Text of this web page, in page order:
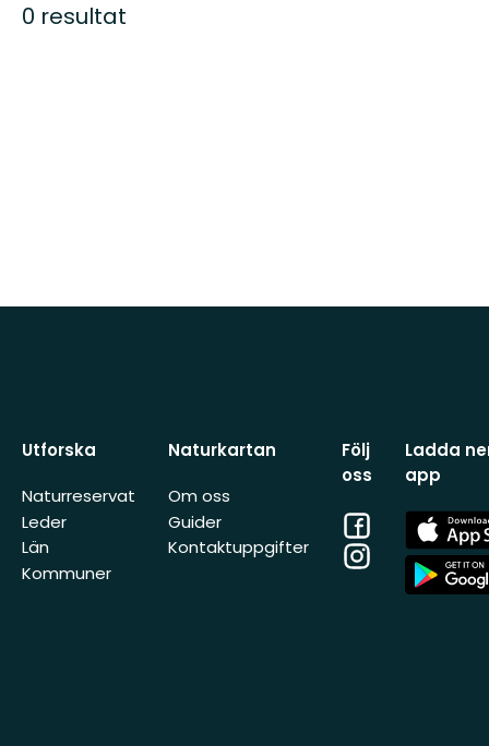
0 resultat
Utforska
Naturreservat
Leder
Län
Kommuner
Naturkartan
Om oss
Guider
Kontaktuppgifter
Följ
oss
Facebook
Instagram
Ladda
app
App
Store
App
Store